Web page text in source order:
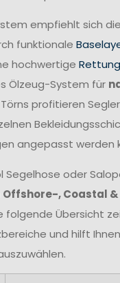
empfiehlt sich
funktionale
hochwertige
Ölzeug-System für
profitieren
angepasst werden
oder
Offshore-, Coastal
folgende Übersicht
und hilft